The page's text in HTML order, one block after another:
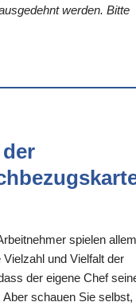
werden. Bitte
spielen allem
und Vielfalt der
der eigene Chef
schauen Sie selbst,